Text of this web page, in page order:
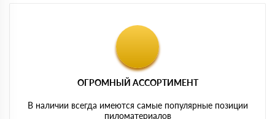
ОГРОМНЫЙ АССОРТИМЕНТ
В наличии всегда имеются самые популярные позиции
пиломатериалов